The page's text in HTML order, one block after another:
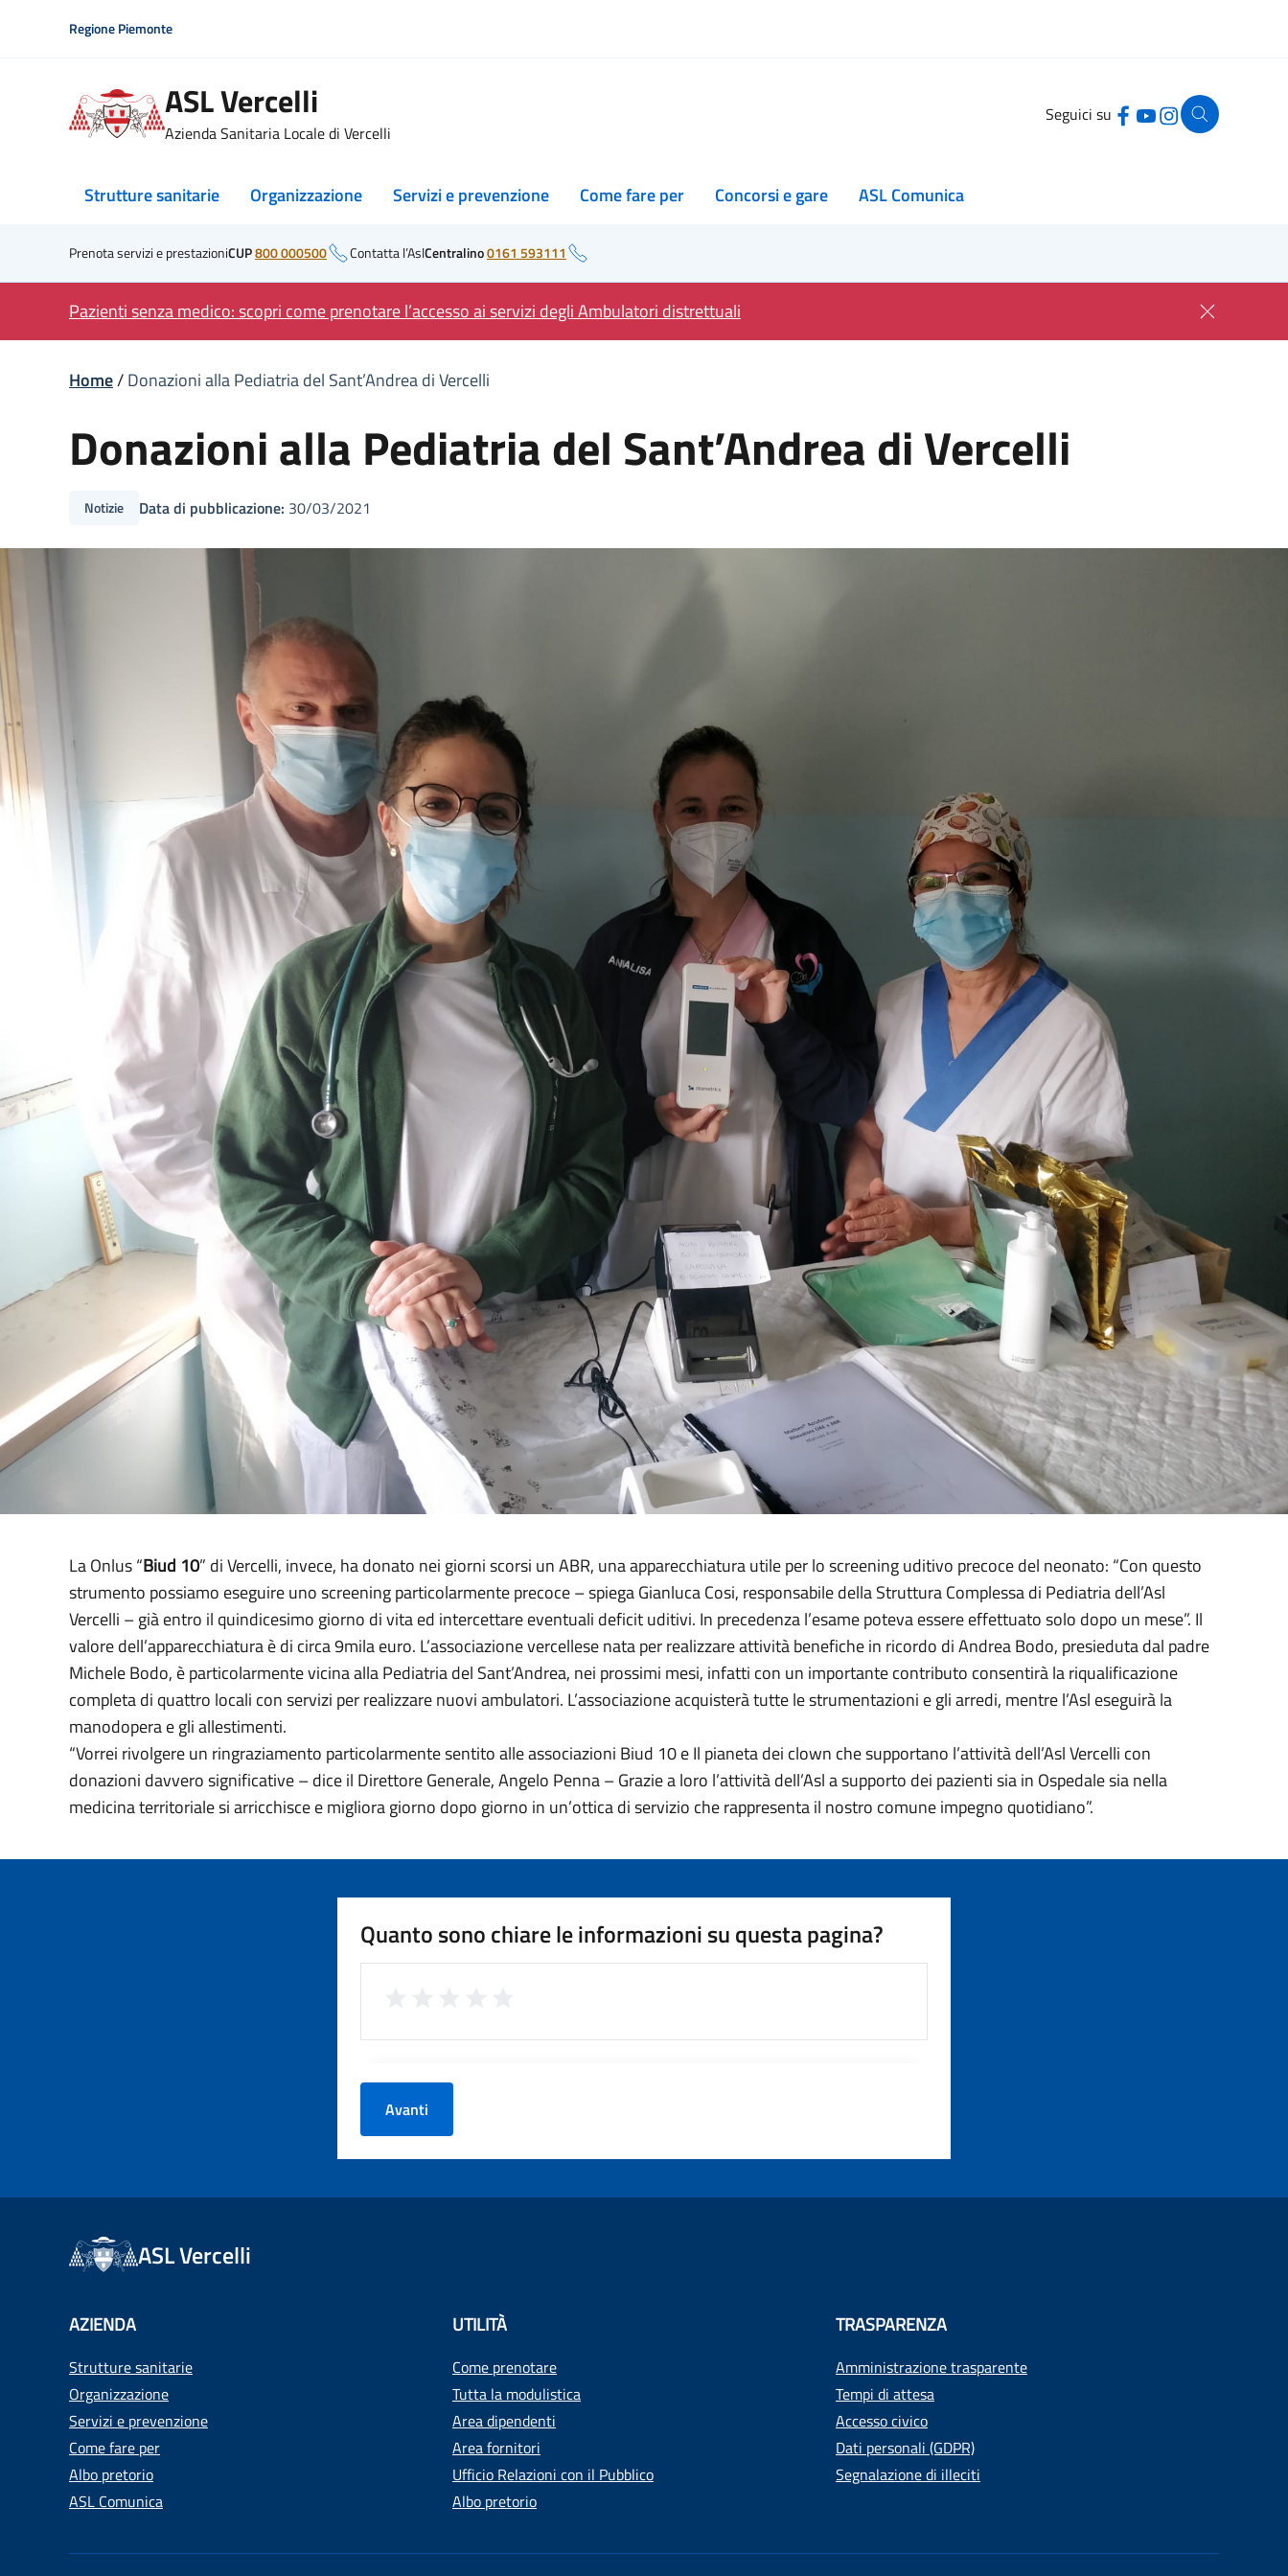
Regione Piemonte
ASL Vercelli
Azienda Sanitaria Locale di Vercelli
Seguici su
Strutture sanitarie Organizzazione Servizi e prevenzione Come fare per Concorsi e gare ASL Comunica
Prenota servizi e prestazioniCUP800 000500 Contatta l’AslCentralino0161 593111
Pazienti senza medico: scopri come prenotare l’accesso ai servizi degli Ambulatori distrettuali
Home/Donazioni alla Pediatria del Sant’Andrea di Vercelli
Donazioni alla Pediatria del Sant’Andrea di Vercelli
Notizie Data di pubblicazione: 30/03/2021
La Onlus “Biud 10” di Vercelli, invece, ha donato nei giorni scorsi un ABR, una apparecchiatura utile per lo screening uditivo precoce del neonato: “Con questo
strumento possiamo eseguire uno screening particolarmente precoce – spiega Gianluca Cosi, responsabile della Struttura Complessa di Pediatria dell’Asl
Vercelli – già entro il quindicesimo giorno di vita ed intercettare eventuali deficit uditivi. In precedenza l’esame poteva essere effettuato solo dopo un mese”. Il
valore dell’apparecchiatura è di circa 9mila euro. L’associazione vercellese nata per realizzare attività benefiche in ricordo di Andrea Bodo, presieduta dal padre
Michele Bodo, è particolarmente vicina alla Pediatria del Sant’Andrea, nei prossimi mesi, infatti con un importante contributo consentirà la riqualificazione
completa di quattro locali con servizi per realizzare nuovi ambulatori. L’associazione acquisterà tutte le strumentazioni e gli arredi, mentre l’Asl eseguirà la
manodopera e gli allestimenti.
“Vorrei rivolgere un ringraziamento particolarmente sentito alle associazioni Biud 10 e Il pianeta dei clown che supportano l’attività dell’Asl Vercelli con
donazioni davvero significative – dice il Direttore Generale, Angelo Penna – Grazie a loro l’attività dell’Asl a supporto dei pazienti sia in Ospedale sia nella
medicina territoriale si arricchisce e migliora giorno dopo giorno in un’ottica di servizio che rappresenta il nostro comune impegno quotidiano”.
Quanto sono chiare le informazioni su questa pagina?
Avanti
ASL Vercelli
AZIENDA
Strutture sanitarie
Organizzazione
Servizi e prevenzione
Come fare per
Albo pretorio
ASL Comunica
UTILITÀ
Come prenotare
Tutta la modulistica
Area dipendenti
Area fornitori
Ufficio Relazioni con il Pubblico
Albo pretorio
TRASPARENZA
Amministrazione trasparente
Tempi di attesa
Accesso civico
Dati personali (GDPR)
Segnalazione di illeciti